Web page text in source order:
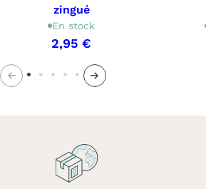
zingué
En stock
2,95 €
Précédent Suivant